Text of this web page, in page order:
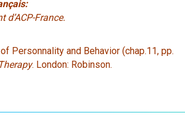
France.
Personnality and Behavior (chap.11, pp.
. London: Robinson.